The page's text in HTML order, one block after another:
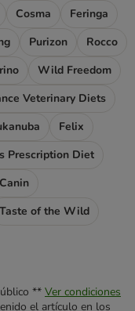
Cosma
Feringa
Purizon
Rocco
Wild Freedom
Veterinary Diets
Felix
Prescription Diet
Taste of the Wild
** Ver condiciones
el artículo en los